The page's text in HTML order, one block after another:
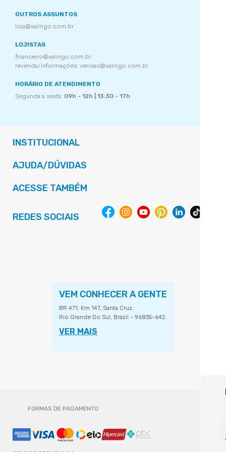
OUTROS ASSUNTOS
loja@xalingo.com.br
LOJISTAS
financeiro@xalingo.com.br
revenda/informações: vendas@xalingo.com.br
HORÁRIO DE ATENDIMENTO
Segunda a sexta: 09h - 12h | 13:30 - 17h
INSTITUCIONAL
AJUDA/DÚVIDAS
ACESSE TAMBÉM
REDES SOCIAIS
VEM CONHECER A GENTE
BR 471, Km 147, Santa Cruz,
Rio Grande Do Sul, Brazil - 96835-642.
VER MAIS
FORMAS DE PAGAMENTO